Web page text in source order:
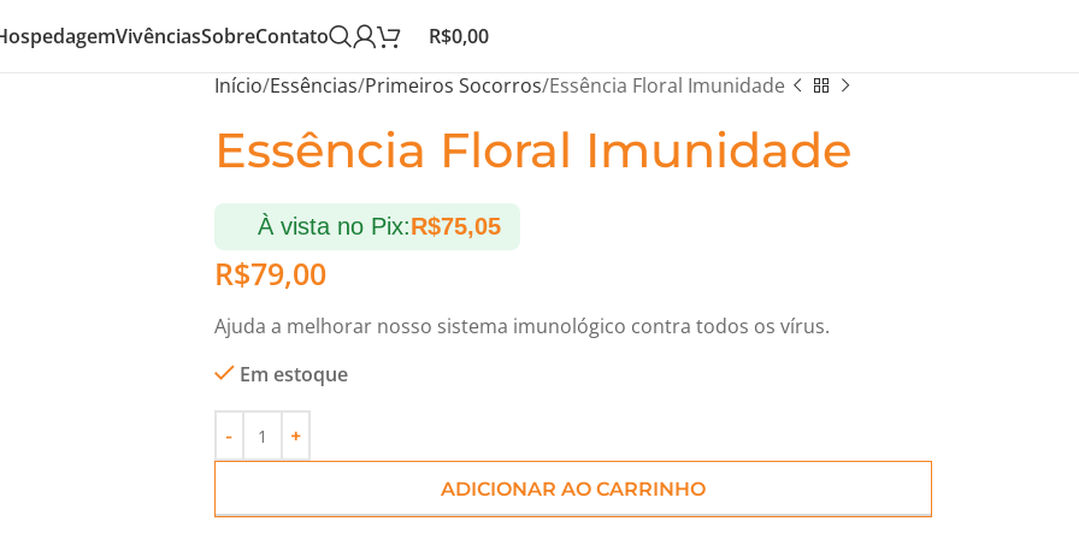
VivênciasSobreContato R$0,00
Início Essências Primeiros Socorros Essência Floral Imunidade
Essência Floral Imunidade
À vista no Pix:R$75,05
R$79,00
Ajuda a melhorar nosso sistema imunológico contra todos os vírus.
Em estoque
ADICIONAR AO CARRINHO